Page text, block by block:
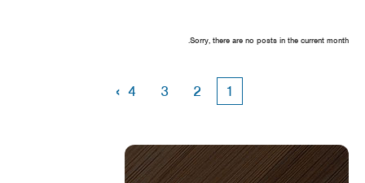
Sorry, there are no posts in the current month.
1
2
3
4
›